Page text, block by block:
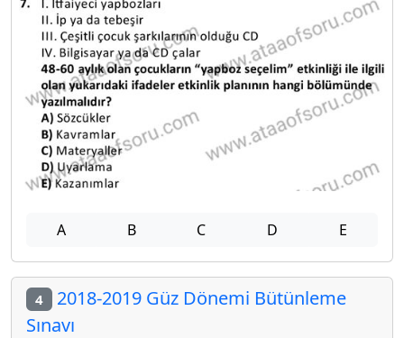
A B C D E
4 2018-2019 Güz Dönemi Bütünleme
Sınavı